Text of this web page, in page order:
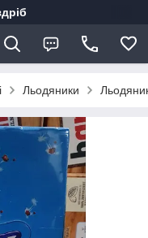
Льодяники